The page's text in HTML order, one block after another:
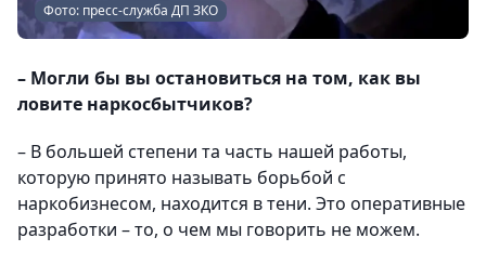
Фото: пресс-служба ДП ЗКО
– Могли бы вы остановиться на том, как вы
ловите наркосбытчиков?
– В большей степени та часть нашей работы,
которую принято называть борьбой с
наркобизнесом, находится в тени. Это оперативные
разработки – то, о чем мы говорить не можем.